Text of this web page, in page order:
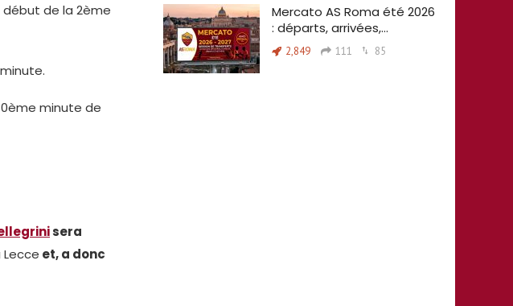
début de la 2ème
minute de
sera
et, a donc
Mercato AS Roma été 2026
: départs, arrivées,…
2,849 111 85